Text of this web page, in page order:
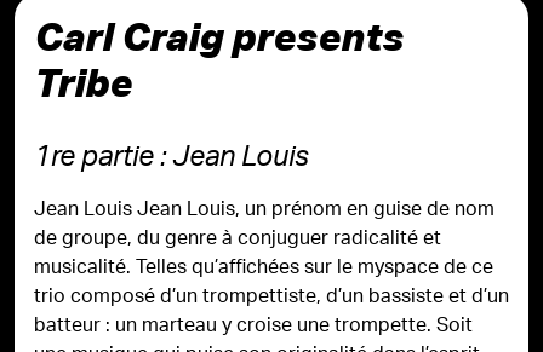
Carl Craig presents
Tribe
1re partie : Jean Louis
Jean Louis Jean Louis, un prénom en guise de nom
de groupe, du genre à conjuguer radicalité et
musicalité. Telles qu’affichées sur le myspace de ce
trio composé d’un trompettiste, d’un bassiste et d’un
batteur : un marteau y croise une trompette. Soit